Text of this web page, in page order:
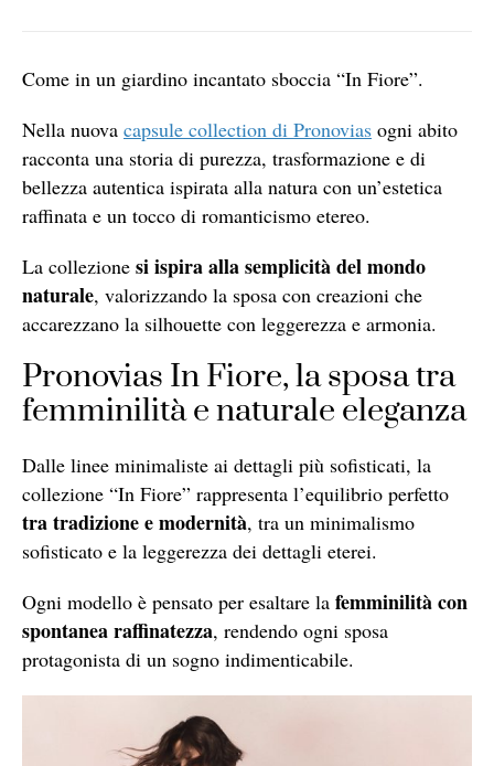
Come in un giardino incantato sboccia “In Fiore”.
Nella nuova capsule collection di Pronovias ogni abito
racconta una storia di purezza, trasformazione e di
bellezza autentica ispirata alla natura con un’estetica
raffinata e un tocco di romanticismo etereo.
La collezione si ispira alla semplicità del mondo
naturale, valorizzando la sposa con creazioni che
accarezzano la silhouette con leggerezza e armonia.
Pronovias In Fiore, la sposa tra
femminilità e naturale eleganza
Dalle linee minimaliste ai dettagli più sofisticati, la
collezione “In Fiore” rappresenta l’equilibrio perfetto
tra tradizione e modernità, tra un minimalismo
sofisticato e la leggerezza dei dettagli eterei.
Ogni modello è pensato per esaltare la femminilità con
spontanea raffinatezza, rendendo ogni sposa
protagonista di un sogno indimenticabile.